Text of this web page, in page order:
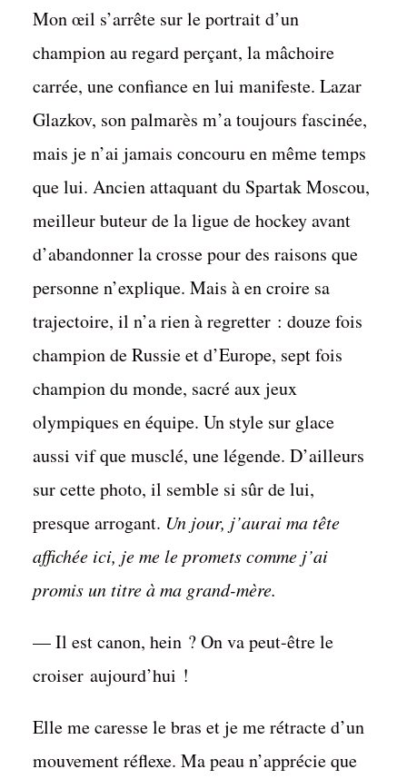
6 Min. de lecture
Commenter
Mon œil s’arrête sur le portrait d’un
champion au regard perçant, la mâchoire
carrée, une confiance en lui manifeste. Lazar
Glazkov, son palmarès m’a toujours fascinée,
mais je n’ai jamais concouru en même temps
que lui. Ancien attaquant du Spartak Moscou,
meilleur buteur de la ligue de hockey avant
d’abandonner la crosse pour des raisons que
personne n’explique. Mais à en croire sa
trajectoire, il n’a rien à regretter : douze fois
champion de Russie et d’Europe, sept fois
champion du monde, sacré aux jeux
olympiques en équipe. Un style sur glace
aussi vif que musclé, une légende. D’ailleurs
sur cette photo, il semble si sûr de lui,
presque arrogant. Un jour, j’aurai ma tête
affichée ici, je me le promets comme j’ai
promis un titre à ma grand-mère.
— Il est canon, hein ? On va peut-être le
croiser aujourd’hui !
Elle me caresse le bras et je me rétracte d’un
mouvement réflexe. Ma peau n’apprécie que